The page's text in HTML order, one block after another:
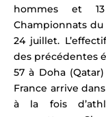
hommes et
Championnats du
24 juillet.
des précédentes
57 à Doha
France arrive
à la fois